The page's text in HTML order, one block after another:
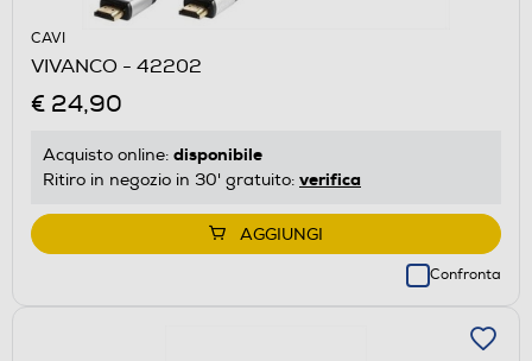
CAVI
VIVANCO - 42202
€ 24,90
Acquisto online: disponibile
Ritiro in negozio in 30' gratuito: verifica
AGGIUNGI
Confronta